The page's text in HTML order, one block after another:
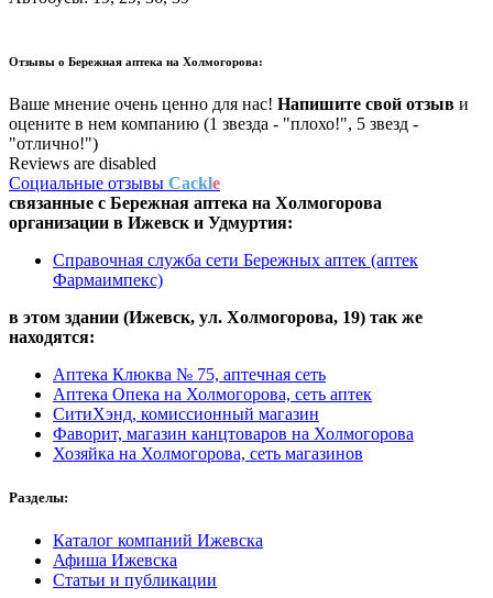
Отзывы о Бережная аптека на Холмогорова:
Ваше мнение очень ценно для нас! Напишите свой отзыв и
оцените в нем компанию (1 звезда - "плохо!", 5 звезд -
"отлично!")
Reviews are disabled
Социальные отзывы Cackle
связанные с Бережная аптека на Холмогорова
организации в Ижевск и Удмуртия:
Справочная служба сети Бережных аптек (аптек
Фармаимпекс)
в этом здании (Ижевск, ул. Холмогорова, 19) так же
находятся:
Аптека Клюква № 75, аптечная сеть
Аптека Опека на Холмогорова, сеть аптек
СитиХэнд, комиссионный магазин
Фаворит, магазин канцтоваров на Холмогорова
Хозяйка на Холмогорова, сеть магазинов
Разделы:
Каталог компаний Ижевска
Афиша Ижевска
Статьи и публикации